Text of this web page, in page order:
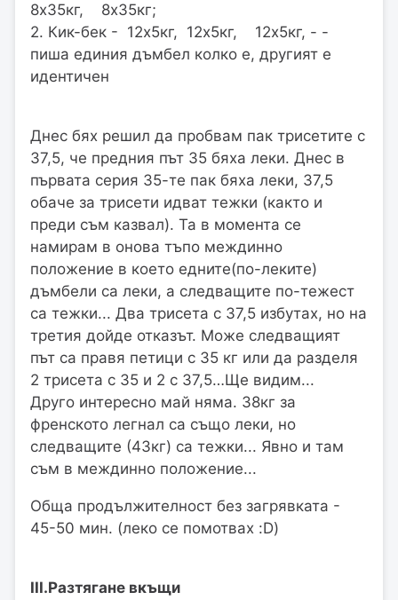
8х35кг, 8х35кг;
2. Кик-бек - 12х5кг, 12х5кг, 12х5кг, - -
пиша единия дъмбел колко е, другият е
идентичен
Днес бях решил да пробвам пак трисетите с
37,5, че предния път 35 бяха леки. Днес в
първата серия 35-те пак бяха леки, 37,5
обаче за трисети идват тежки (както и
преди съм казвал). Та в момента се
намирам в онова тъпо междинно
положение в което едните(по-леките)
дъмбели са леки, а следващите по-тежест
са тежки... Два трисета с 37,5 избутах, но на
третия дойде отказът. Може следващият
път са правя петици с 35 кг или да разделя
2 трисета с 35 и 2 с 37,5…Ще видим...
Друго интересно май няма. 38кг за
френското легнал са също леки, но
следващите (43кг) са тежки... Явно и там
съм в междинно положение...
Обща продължителност без загрявката -
45-50 мин. (леко се помотвах :D)
III.Разтягане вкъщи